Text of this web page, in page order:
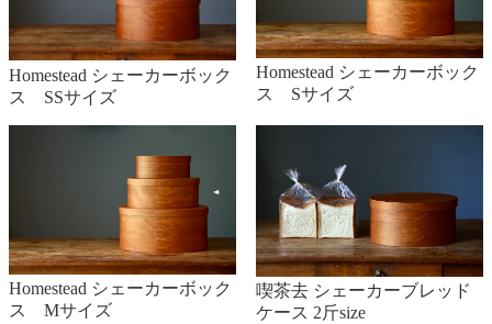
Homestead シェーカーボック
ス SSサイズ
Homestead シェーカーボック
ス Sサイズ
Homestead シェーカーボック
ス Mサイズ
喫茶去 シェーカーブレッド
ケース 2斤size